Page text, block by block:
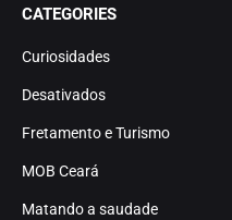
CATEGORIES
Curiosidades
Desativados
Fretamento e Turismo
MOB Ceará
Matando a saudade